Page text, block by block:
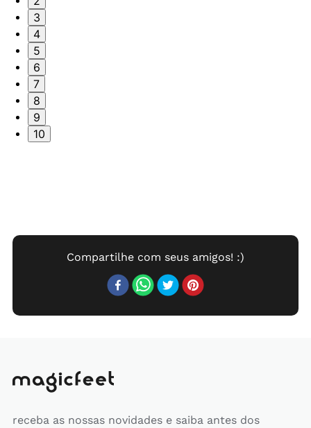
3
4
5
6
7
8
9
10
receba as nossas novidades e saiba antes dos